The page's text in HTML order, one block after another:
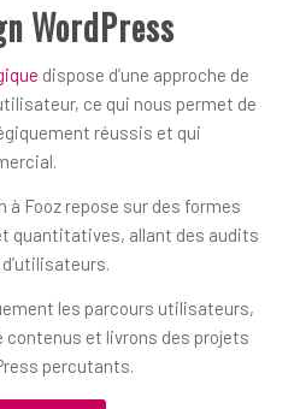
WordPress
dispose d’une approche de
ce qui nous permet de
réussis et qui
à Fooz repose sur des formes
quantitatives, allant des audits
les parcours utilisateurs,
contenus et livrons des projets
percutants.